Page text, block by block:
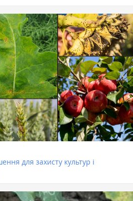
для захисту культур і